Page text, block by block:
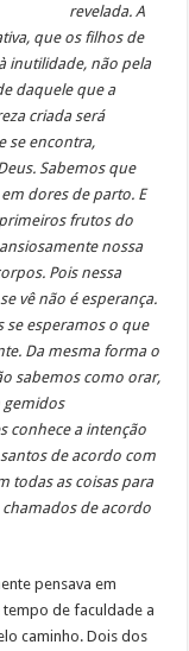
revelada. A
que os filhos de
inutilidade, não pela
daquele que a
criada será
se encontra,
Sabemos que
dores de parto. E
frutos do
nossa
Pois nessa
vê não é esperança.
se esperamos o que
Da mesma forma o
sabemos como orar,
gemidos
conhece a intenção
de acordo com
todas as coisas para
de acordo
pensava em
tempo de faculdade a
caminho. Dois dos